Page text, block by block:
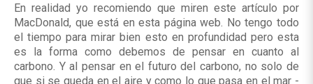
En realidad yo recomiendo que miren este artículo por
MacDonald, que está en esta página web. No tengo todo
el tiempo para mirar bien esto en profundidad pero esta
es la forma como debemos de pensar en cuanto al
carbono. Y al pensar en el futuro del carbono, no solo de
que si se queda en el aire y como lo que pasa en el mar -